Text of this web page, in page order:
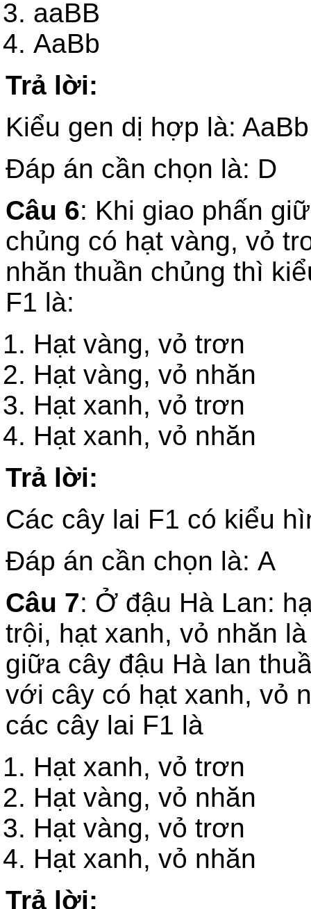
aaBB
AaBb
Trả lời:
Kiểu gen dị hợp là:
Đáp án cần chọn là: D
Câu 6: Khi giao phấn
chủng có hạt vàng, vỏ
nhăn thuần chủng thì
F1 là:
Hạt vàng,
Hạt vàng, vỏ nhăn
Hạt xanh,
Hạt xanh, vỏ nhăn
Trả lời:
Các cây lai F1 có kiểu
Đáp án cần chọn là: A
Câu 7: Ở đậu Hà Lan:
trội, hạt xanh, vỏ nhăn
giữa cây đậu Hà lan
với cây có hạt xanh, vỏ
các cây lai F1 là
Hạt xanh, vỏ trơn
Hạt vàng, vỏ
Hạt vàng, vỏ
Hạt xanh, vỏ nhăn
Trả lời: